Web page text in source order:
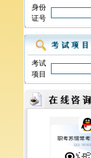
身份
证号
考试
项目